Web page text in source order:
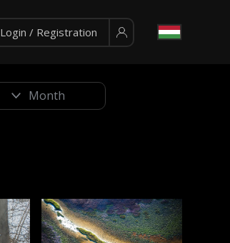
Login / Registration